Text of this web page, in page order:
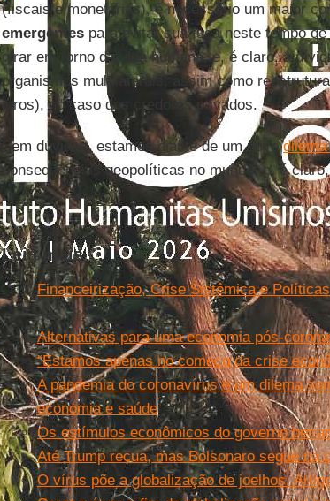
(fiscais e monetárias), é necessário um maior
emergentespara evitar sua fuga neste tempo
girar em torno da vida humana, e, é claro, a
organismos multilaterais, assim como
juros), no caso dos credores privados.
Sem dúvidas, estamos diante de um novo
consequências geopolíticas no mundo, e, é
Leia mais
Financeirização, Crise Sistêmica e
492
Alternativas para uma economia pós-
“Estamos apenas no começo da crise
A pandemia do coronavírus e um dilema
economia e saúde
Os estímulos econômicos do governo
Até Trump recua, mas Bolsonaro segue na
O vírus põe a globalização de joelhos.